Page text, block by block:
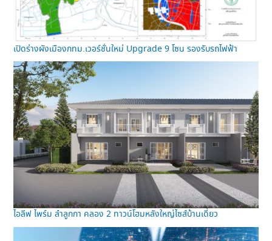
เปิดร่างผังเมืองกทม.เวอร์ชั่นใหม่ Upgrade 9 โซน รองรับรถไฟฟ้า
ไอลีฟ ไพร์ม ลำลูกกา คลอง 2 ทาวน์โฮมหลังใหญ่ไซส์บ้านเดี่ยว